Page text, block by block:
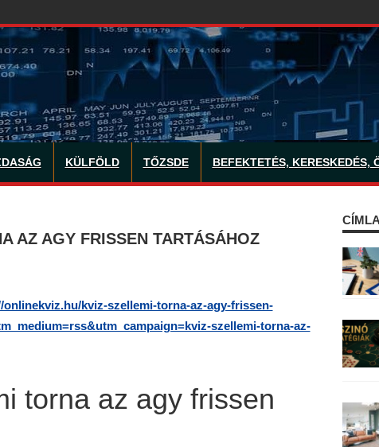
KÜLFÖLD TŐZSDE BEFEKTETÉS, KERESKEDÉS,
AZ AGY FRISSEN TARTÁSÁHOZ
onlinekviz.hu/kviz-szellemi-torna-az-agy-frissen-
szellemi-torna-az-
torna az agy frissen